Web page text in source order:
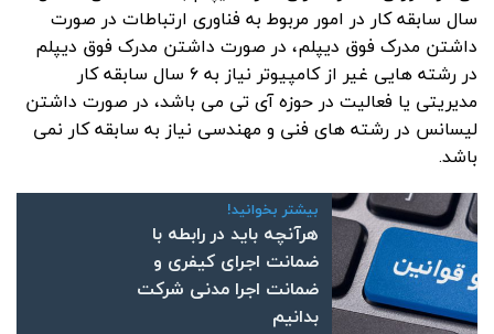
سال سابقه کار در امور مربوط به فناوری ارتباطات در صورت
داشتن مدرک فوق دیپلم، در صورت داشتن مدرک فوق دیپلم
در رشته هایی غیر از کامپیوتر نیاز به ۶ سال سابقه کار
مدیریتی یا فعالیت در حوزه آی تی می باشد، در صورت داشتن
لیسانس در رشته های فنی و مهندسی نیاز به سابقه کار نمی
باشد.
بیشتر بخوانید!
هرآنچه باید در رابطه با
ضمانت اجرای کیفری و
ضمانت اجرا مدنی شرکت
بدانیم